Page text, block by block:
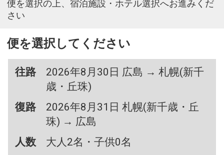
便を選択の上、宿泊施設・ホテル選択へお進みくだ
さい
便を選択してください
往路
2026年8月30日 広島 → 札幌(新千
歳・丘珠)
復路
2026年8月31日 札幌(新千歳・丘
珠) → 広島
人数
大人2名・子供0名